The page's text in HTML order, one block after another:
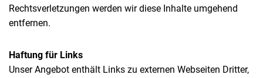
Rechtsverletzungen werden wir diese Inhalte umgehend
entfernen.
Haftung für Links
Unser Angebot enthält Links zu externen Webseiten Dritter,